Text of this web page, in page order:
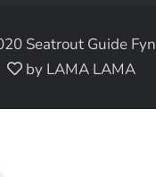
Seatrout Guide Fyn
by LAMA LAMA